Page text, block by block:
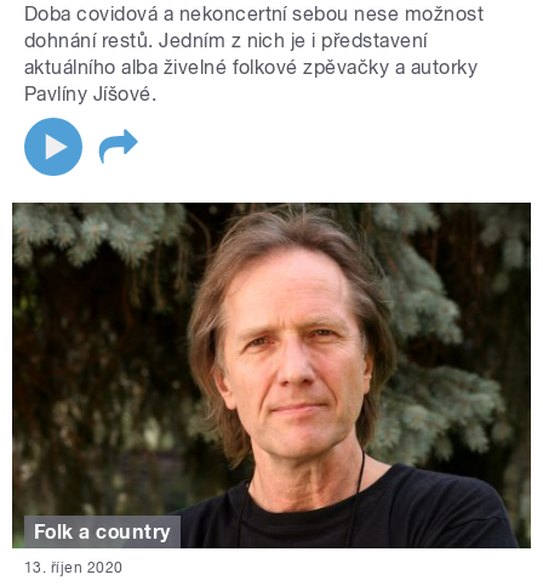
Doba covidová a nekoncertní sebou nese možnost
dohnání restů. Jedním z nich je i představení
aktuálního alba živelné folkové zpěvačky a autorky
Pavlíny Jíšové.
Folk a country
13. říjen 2020